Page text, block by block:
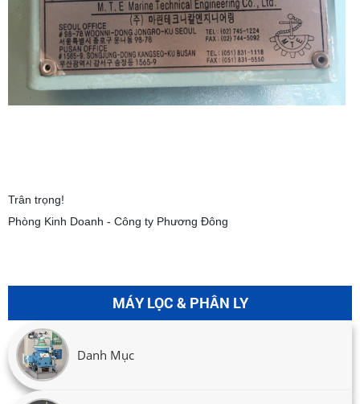
Trân trọng!
Phòng Kinh Doanh - Công ty Phương Đông
MÁY LỌC & PHÂN LY
Danh Mục